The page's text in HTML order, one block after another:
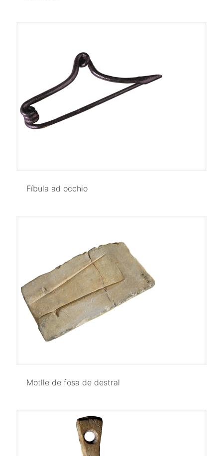
Fíbula ad occhio
Fíbula ad occhio
Motlle de fosa de destral
Motlle de fosa de destral